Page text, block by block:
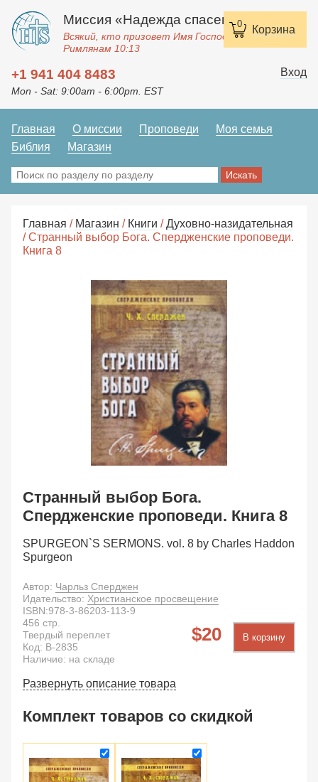
0 Корзина
Миссия «Надежда спасения»
Всякий, кто призовет Имя Господне, спасется.
Римлянам 10:13
+1 941 404 8483
Mon - Sat: 9:00am - 6:00pm. EST
Вход
Главная О миссии Проповеди
Моя семья
Библия
Магазин
Главная / Магазин / Книги /Духовно-назидательная
/ Странный выбор Бога. Спердженские проповеди.
Книга 8
Странный выбор Бога.
Спердженские проповеди. Книга 8
SPURGEON`S SERMONS. vol. 8 by Charles Haddon
Spurgeon
Автор: Чарльз Сперджен
Идательство: Христианское просвещение
20 В корзину
ISBN:978-3-86203-113-9
456 стр.
Твердый переплет
Код: B-2835
Наличие: на складе
Развернуть описание товара
Комплект товаров со скидкой